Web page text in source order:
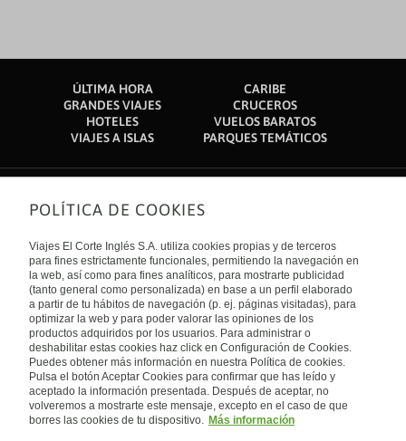
ÚLTIMA HORA
CARIBE
GRANDES VIAJES
CRUCEROS
HOTELES
VUELOS BARATOS
VIAJES A ISLAS
PARQUES TEMÁTICOS
Sobre nosotros
Quiénes somos
Financiación
Sostenibilidad
Turismo accesible
Tarjeta El Corte Inglés
Trabaja con nosotros
El Corte Inglés
Canal Ético
Enlaces de interés
Guías de viaje
Catálogos
Auto check-in
Condiciones Generales
Política de privacidad
Política de cookies
Accesibilidad
Empresas/ Grupos
Internacional
España
Visita nuestro blog
Blog de Viajes el Corte inglés
POLÍTICA DE COOKIES
Viajes El Corte Inglés S.A. utiliza cookies propias y de terceros
para fines estrictamente funcionales, permitiendo la navegación en
la web, así como para fines analíticos, para mostrarte publicidad
(tanto general como personalizada) en base a un perfil elaborado
a partir de tu hábitos de navegación (p. ej. páginas visitadas), para
optimizar la web y para poder valorar las opiniones de los
productos adquiridos por los usuarios. Para administrar o
deshabilitar estas cookies haz click en Configuración de Cookies.
Puedes obtener más información en nuestra Política de cookies.
Pulsa el botón Aceptar Cookies para confirmar que has leído y
aceptado la información presentada. Después de aceptar, no
volveremos a mostrarte este mensaje, excepto en el caso de que
borres las cookies de tu dispositivo. Más información